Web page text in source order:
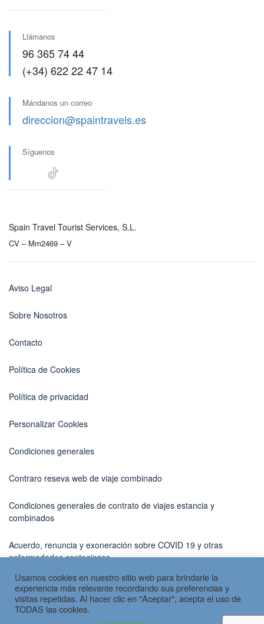
Llámanos
96 365 74 44
(+34) 622 22 47 14
Mándanos un correo
direccion@spaintravels.es
Síguenos
Spain Travel Tourist Services, S.L.
CV – Mm2469 – V
Aviso Legal
Sobre Nosotros
Contacto
Política de Cookies
Política de privacidad
Personalizar Cookies
Condiciones generales
Contraro reseva web de viaje combinado
Condiciones generales de contrato de viajes estancia y
combinados
Acuerdo, renuncia y exoneración sobre COVID 19 y otras
enfermedades contagiosas
Usamos cookies en nuestro sitio web para brindarle la
experiencia más relevante recordando sus preferencias y
visitas repetidas. Al hacer clic en "Aceptar", acepta el uso de
TODAS las cookies.